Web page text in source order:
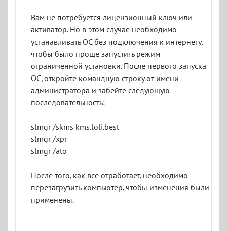
Вам не потребуется лицензионный ключ или
активатор. Но в этом случае необходимо
устанавливать ОС без подключения к интернету,
чтобы было проще запустить режим
ограниченной установки. После первого запуска
ОС, откройте командную строку от имени
администратора и забейте следующую
последовательность:
slmgr /skms kms.loli.best
slmgr /xpr
slmgr /ato
После того, как все отработает, необходимо
перезагрузить компьютер, чтобы изменения были
применены.